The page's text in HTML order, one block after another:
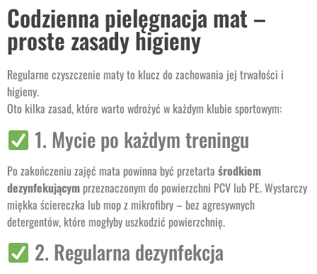
Codzienna pielęgnacja mat –
proste zasady higieny
Regularne czyszczenie maty to klucz do zachowania jej trwałości i
higieny.
Oto kilka zasad, które warto wdrożyć w każdym klubie sportowym:
1. Mycie po każdym treningu
Po zakończeniu zajęć mata powinna być przetarta środkiem
dezynfekującym przeznaczonym do powierzchni PCV lub PE. Wystarczy
miękka ściereczka lub mop z mikrofibry – bez agresywnych
detergentów, które mogłyby uszkodzić powierzchnię.
2. Regularna dezynfekcja